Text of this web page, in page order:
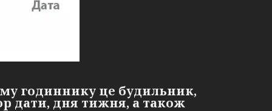
годиннику це будильник,
дати, дня тижня, а також